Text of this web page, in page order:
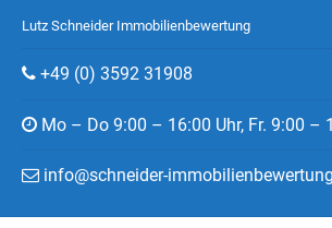
Lutz Schneider Immobilienbewertung
+49 (0) 3592 31908
Mo – Do 9:00 – 16:00 Uhr, Fr. 9:00 –
info@schneider-